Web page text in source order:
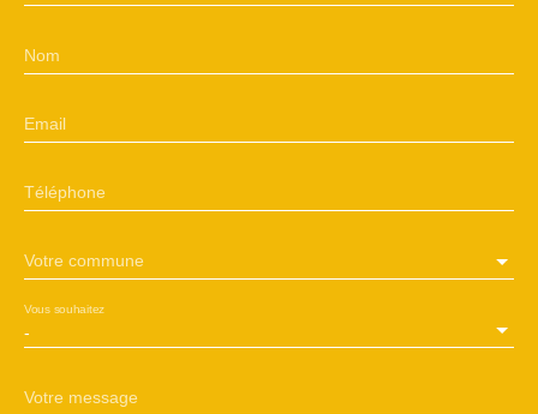
Nom
Email
Téléphone
Votre commune
-
Vous souhaitez
Votre message